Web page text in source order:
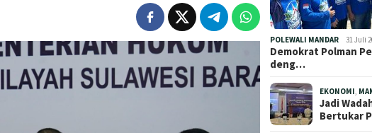
POLEWALI MANDAR 31 Juli
Demokrat Polman
deng…
EKONOMI
Jadi
Bertukar